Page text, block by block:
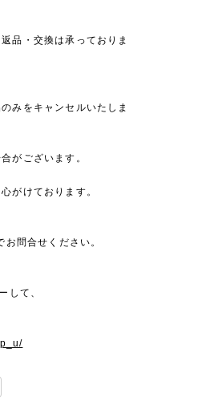
品・交換は承っておりま
みをキャンセルいたしま
がございます。
がけております。
問合せください。
して、